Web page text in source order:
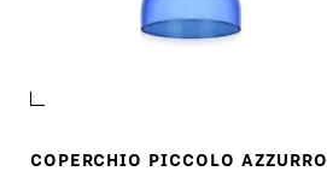
COPERCHIO PICCOLO AZZURRO